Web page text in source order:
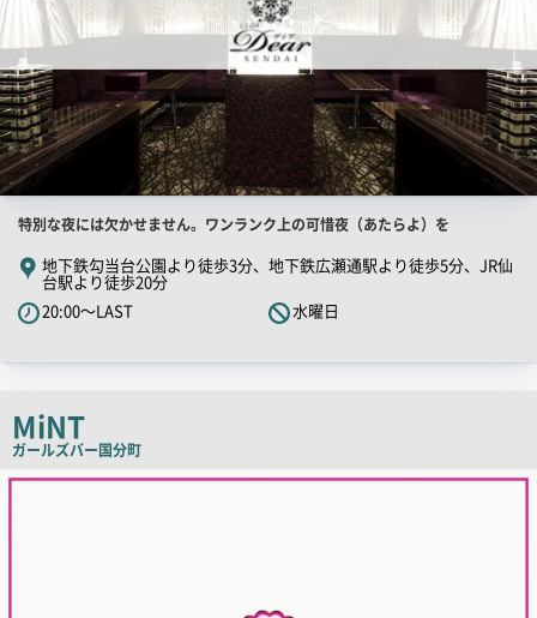
店
舗
PR
キ
ッ
コ
ピ
ー
特別な夜には欠かせません。ワンランク上の可惜夜（あたらよ）を
地下鉄勾当台公園より徒歩3分、地下鉄広瀬通駅より徒歩5分、JR仙
台駅より徒歩20分
20:00～LAST
水曜日
MiNT
ガールズバー国分町
店